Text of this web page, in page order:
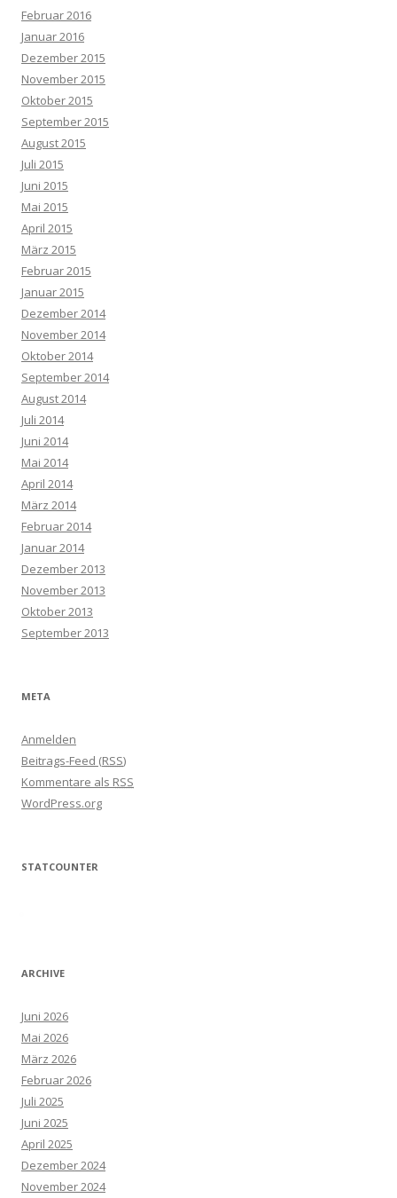
Februar 2016
Januar 2016
Dezember 2015
November 2015
Oktober 2015
September 2015
August 2015
Juli 2015
Juni 2015
Mai 2015
April 2015
März 2015
Februar 2015
Januar 2015
Dezember 2014
November 2014
Oktober 2014
September 2014
August 2014
Juli 2014
Juni 2014
Mai 2014
April 2014
März 2014
Februar 2014
Januar 2014
Dezember 2013
November 2013
Oktober 2013
September 2013
META
Anmelden
Beitrags-Feed (RSS)
Kommentare als RSS
WordPress.org
STATCOUNTER
ARCHIVE
Juni 2026
Mai 2026
März 2026
Februar 2026
Juli 2025
Juni 2025
April 2025
Dezember 2024
November 2024